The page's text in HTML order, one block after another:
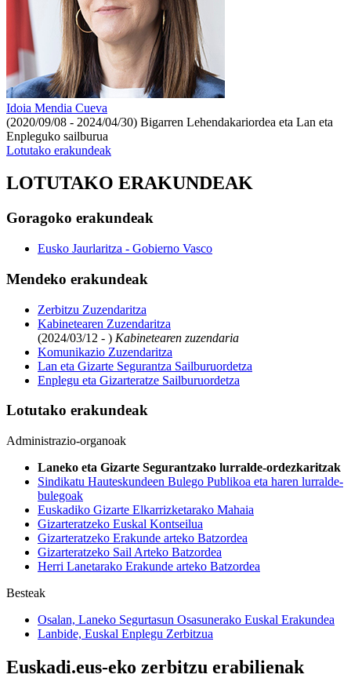
Idoia Mendia Cueva
(2020/09/08 - 2024/04/30) Bigarren Lehendakariordea eta Lan eta
Enpleguko sailburua
Lotutako erakundeak
LOTUTAKO ERAKUNDEAK
Goragoko erakundeak
Eusko Jaurlaritza - Gobierno Vasco
Mendeko erakundeak
Zerbitzu Zuzendaritza
Kabinetearen Zuzendaritza
(2024/03/12 - ) Kabinetearen zuzendaria
Komunikazio Zuzendaritza
Lan eta Gizarte Segurantza Sailburuordetza
Enplegu eta Gizarteratze Sailburuordetza
Lotutako erakundeak
Administrazio-organoak
Laneko eta Gizarte Segurantzako lurralde-ordezkaritzak
Sindikatu Hauteskundeen Bulego Publikoa eta haren lurralde-
bulegoak
Euskadiko Gizarte Elkarrizketarako Mahaia
Gizarteratzeko Euskal Kontseilua
Gizarteratzeko Erakunde arteko Batzordea
Gizarteratzeko Sail Arteko Batzordea
Herri Lanetarako Erakunde arteko Batzordea
Besteak
Osalan, Laneko Segurtasun Osasunerako Euskal Erakundea
Lanbide, Euskal Enplegu Zerbitzua
Euskadi.eus-eko zerbitzu erabilienak